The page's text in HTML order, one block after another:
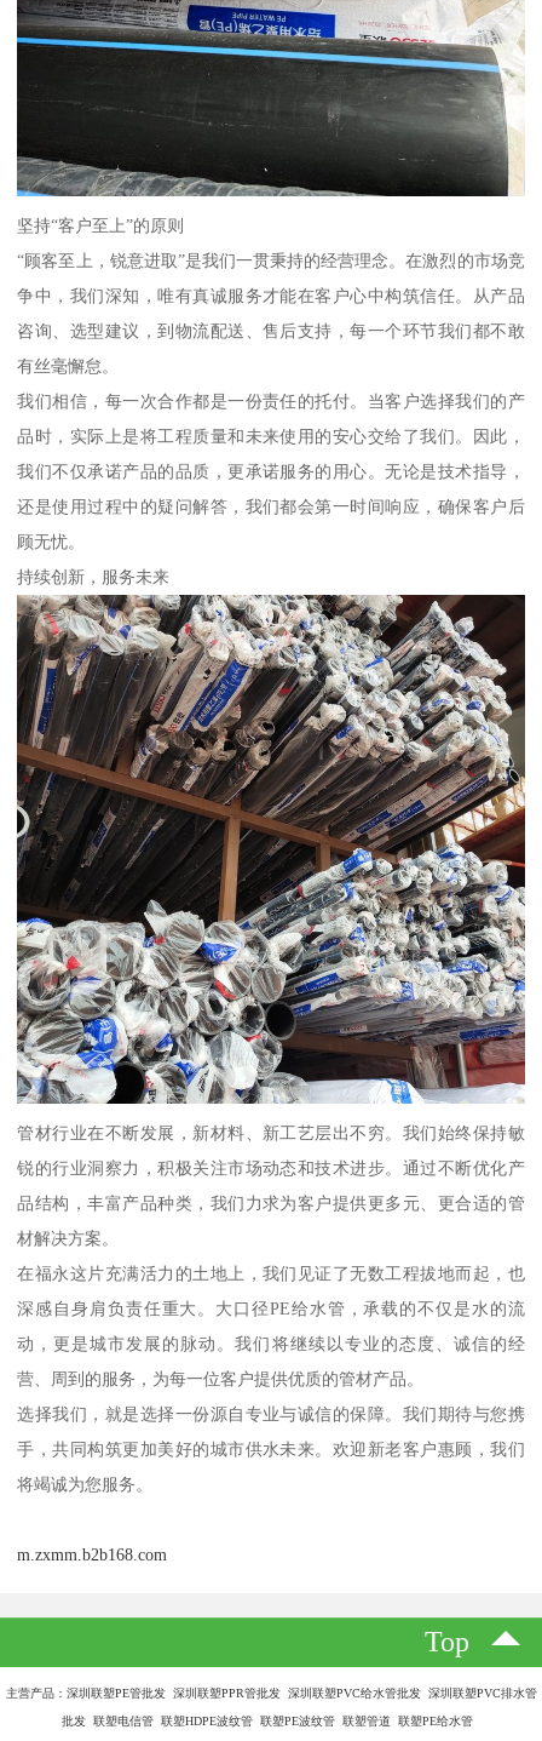
坚持“客户至上”的原则
“顾客至上，锐意进取”是我们一贯秉持的经营理念。在激烈的市场竞
争中，我们深知，唯有真诚服务才能在客户心中构筑信任。从产品
咨询、选型建议，到物流配送、售后支持，每一个环节我们都不敢
有丝毫懈怠。
我们相信，每一次合作都是一份责任的托付。当客户选择我们的产
品时，实际上是将工程质量和未来使用的安心交给了我们。因此，
我们不仅承诺产品的品质，更承诺服务的用心。无论是技术指导，
还是使用过程中的疑问解答，我们都会第一时间响应，确保客户后
顾无忧。
持续创新，服务未来
管材行业在不断发展，新材料、新工艺层出不穷。我们始终保持敏
锐的行业洞察力，积极关注市场动态和技术进步。通过不断优化产
品结构，丰富产品种类，我们力求为客户提供更多元、更合适的管
材解决方案。
在福永这片充满活力的土地上，我们见证了无数工程拔地而起，也
深感自身肩负责任重大。大口径PE给水管，承载的不仅是水的流
动，更是城市发展的脉动。我们将继续以专业的态度、诚信的经
营、周到的服务，为每一位客户提供优质的管材产品。
选择我们，就是选择一份源自专业与诚信的保障。我们期待与您携
手，共同构筑更加美好的城市供水未来。欢迎新老客户惠顾，我们
将竭诚为您服务。
m.zxmm.b2b168.com
Top
主营产品：深圳联塑PE管批发 深圳联塑PPR管批发 深圳联塑PVC给水管批发 深圳联塑PVC排水管
批发 联塑电信管 联塑HDPE波纹管 联塑PE波纹管 联塑管道 联塑PE给水管